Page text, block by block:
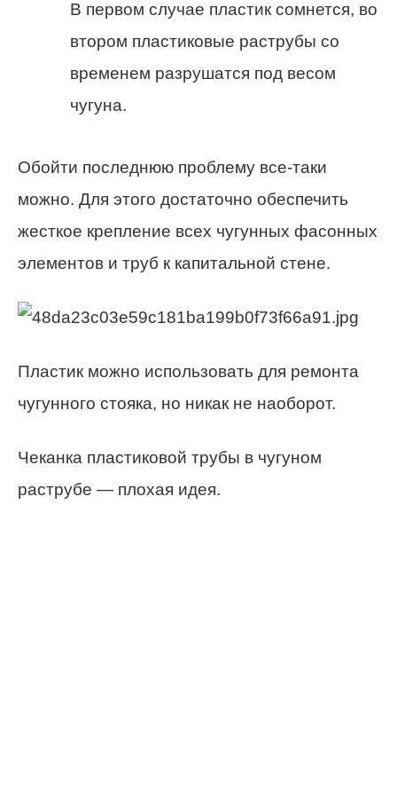
В первом случае пластик сомнется, во
втором пластиковые раструбы со
временем разрушатся под весом
чугуна.
Обойти последнюю проблему все-таки
можно. Для этого достаточно обеспечить
жесткое крепление всех чугунных фасонных
элементов и труб к капитальной стене.
Пластик можно использовать для ремонта
чугунного стояка, но никак не наоборот.
Чеканка пластиковой трубы в чугуном
раструбе — плохая идея.